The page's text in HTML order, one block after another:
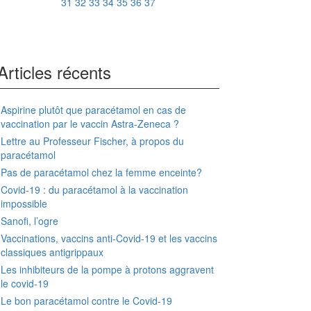
récents
Aspirine plutôt que paracétamol en cas de
vaccination par le vaccin Astra-Zeneca ?
Lettre au Professeur Fischer, à propos du
paracétamol
Pas de paracétamol chez la femme enceinte?
Covid-19 : du paracétamol à la vaccination
impossible
Sanofi, l’ogre
Vaccinations, vaccins anti-Covid-19 et les vaccins
classiques antigrippaux
Les inhibiteurs de la pompe à protons aggravent
le covid-19
Le bon paracétamol contre le Covid-19